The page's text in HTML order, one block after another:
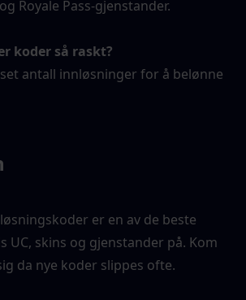
Royale Pass-gjenstander.
koder så raskt?
antall innløsninger for å belønne
er en av de beste
UC, skins og gjenstander på. Kom
da nye koder slippes ofte.